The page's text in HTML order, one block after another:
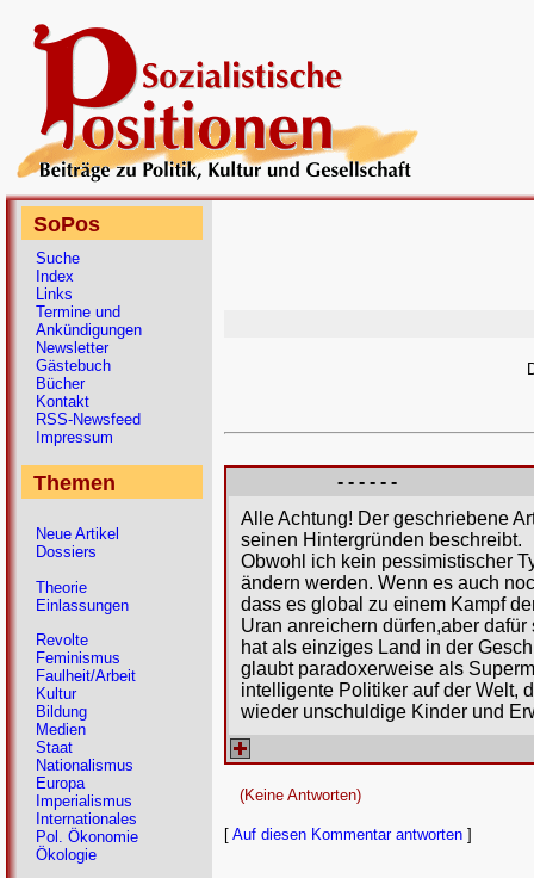
- - - - - -
Alle Achtung! Der geschriebene
seinen Hintergründen beschreibt.
Obwohl ich kein pessimistischer
ändern werden. Wenn es auch
dass es global zu einem Kampf
Uran anreichern dürfen,aber
hat als einziges Land in der
glaubt paradoxerweise als
intelligente Politiker auf der Welt,
wieder unschuldige Kinder und
(Keine Antworten)
[ Auf diesen Kommentar antworten ]
SoPos
Suche
Index
Links
Termine und
Ankündigungen
Newsletter
Gästebuch
Bücher
Kontakt
RSS-Newsfeed
Impressum
Themen
Neue Artikel
Dossiers
Theorie
Einlassungen
Revolte
Feminismus
Faulheit/Arbeit
Kultur
Bildung
Medien
Staat
Nationalismus
Europa
Imperialismus
Internationales
Pol. Ökonomie
Ökologie